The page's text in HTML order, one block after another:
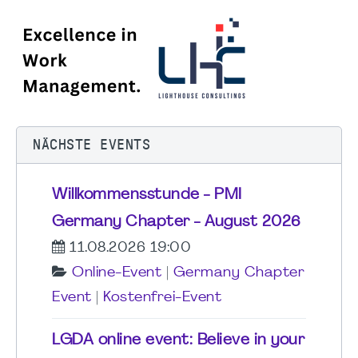
NÄCHSTE EVENTS
Willkommensstunde - PMI
Germany Chapter - August 2026
11.08.2026 19:00
Online-Event
Germany Chapter
Event
Kostenfrei-Event
LGDA online event: Believe in your